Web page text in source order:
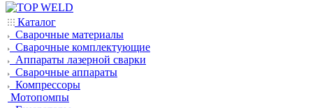
Каталог
Сварочные материалы
Сварочные комплектующие
Аппараты лазерной сварки
Сварочные аппараты
Компрессоры
Мотопомпы